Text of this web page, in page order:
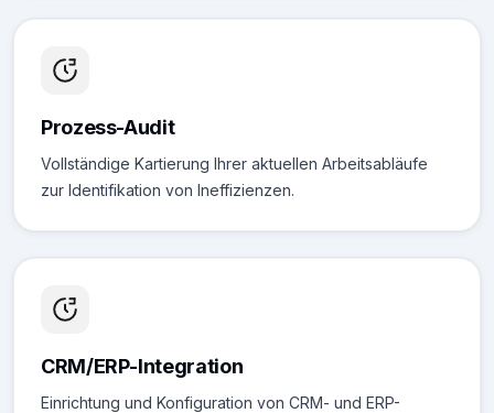
Prozess-Audit
Vollständige Kartierung Ihrer aktuellen Arbeitsabläufe
zur Identifikation von Ineffizienzen.
CRM/ERP-Integration
Einrichtung und Konfiguration von CRM- und ERP-